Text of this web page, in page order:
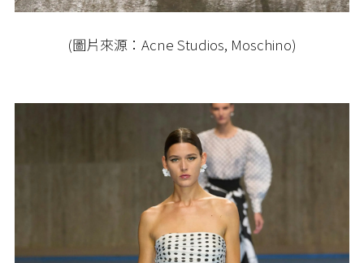
(圖片來源：Acne Studios, Moschino)